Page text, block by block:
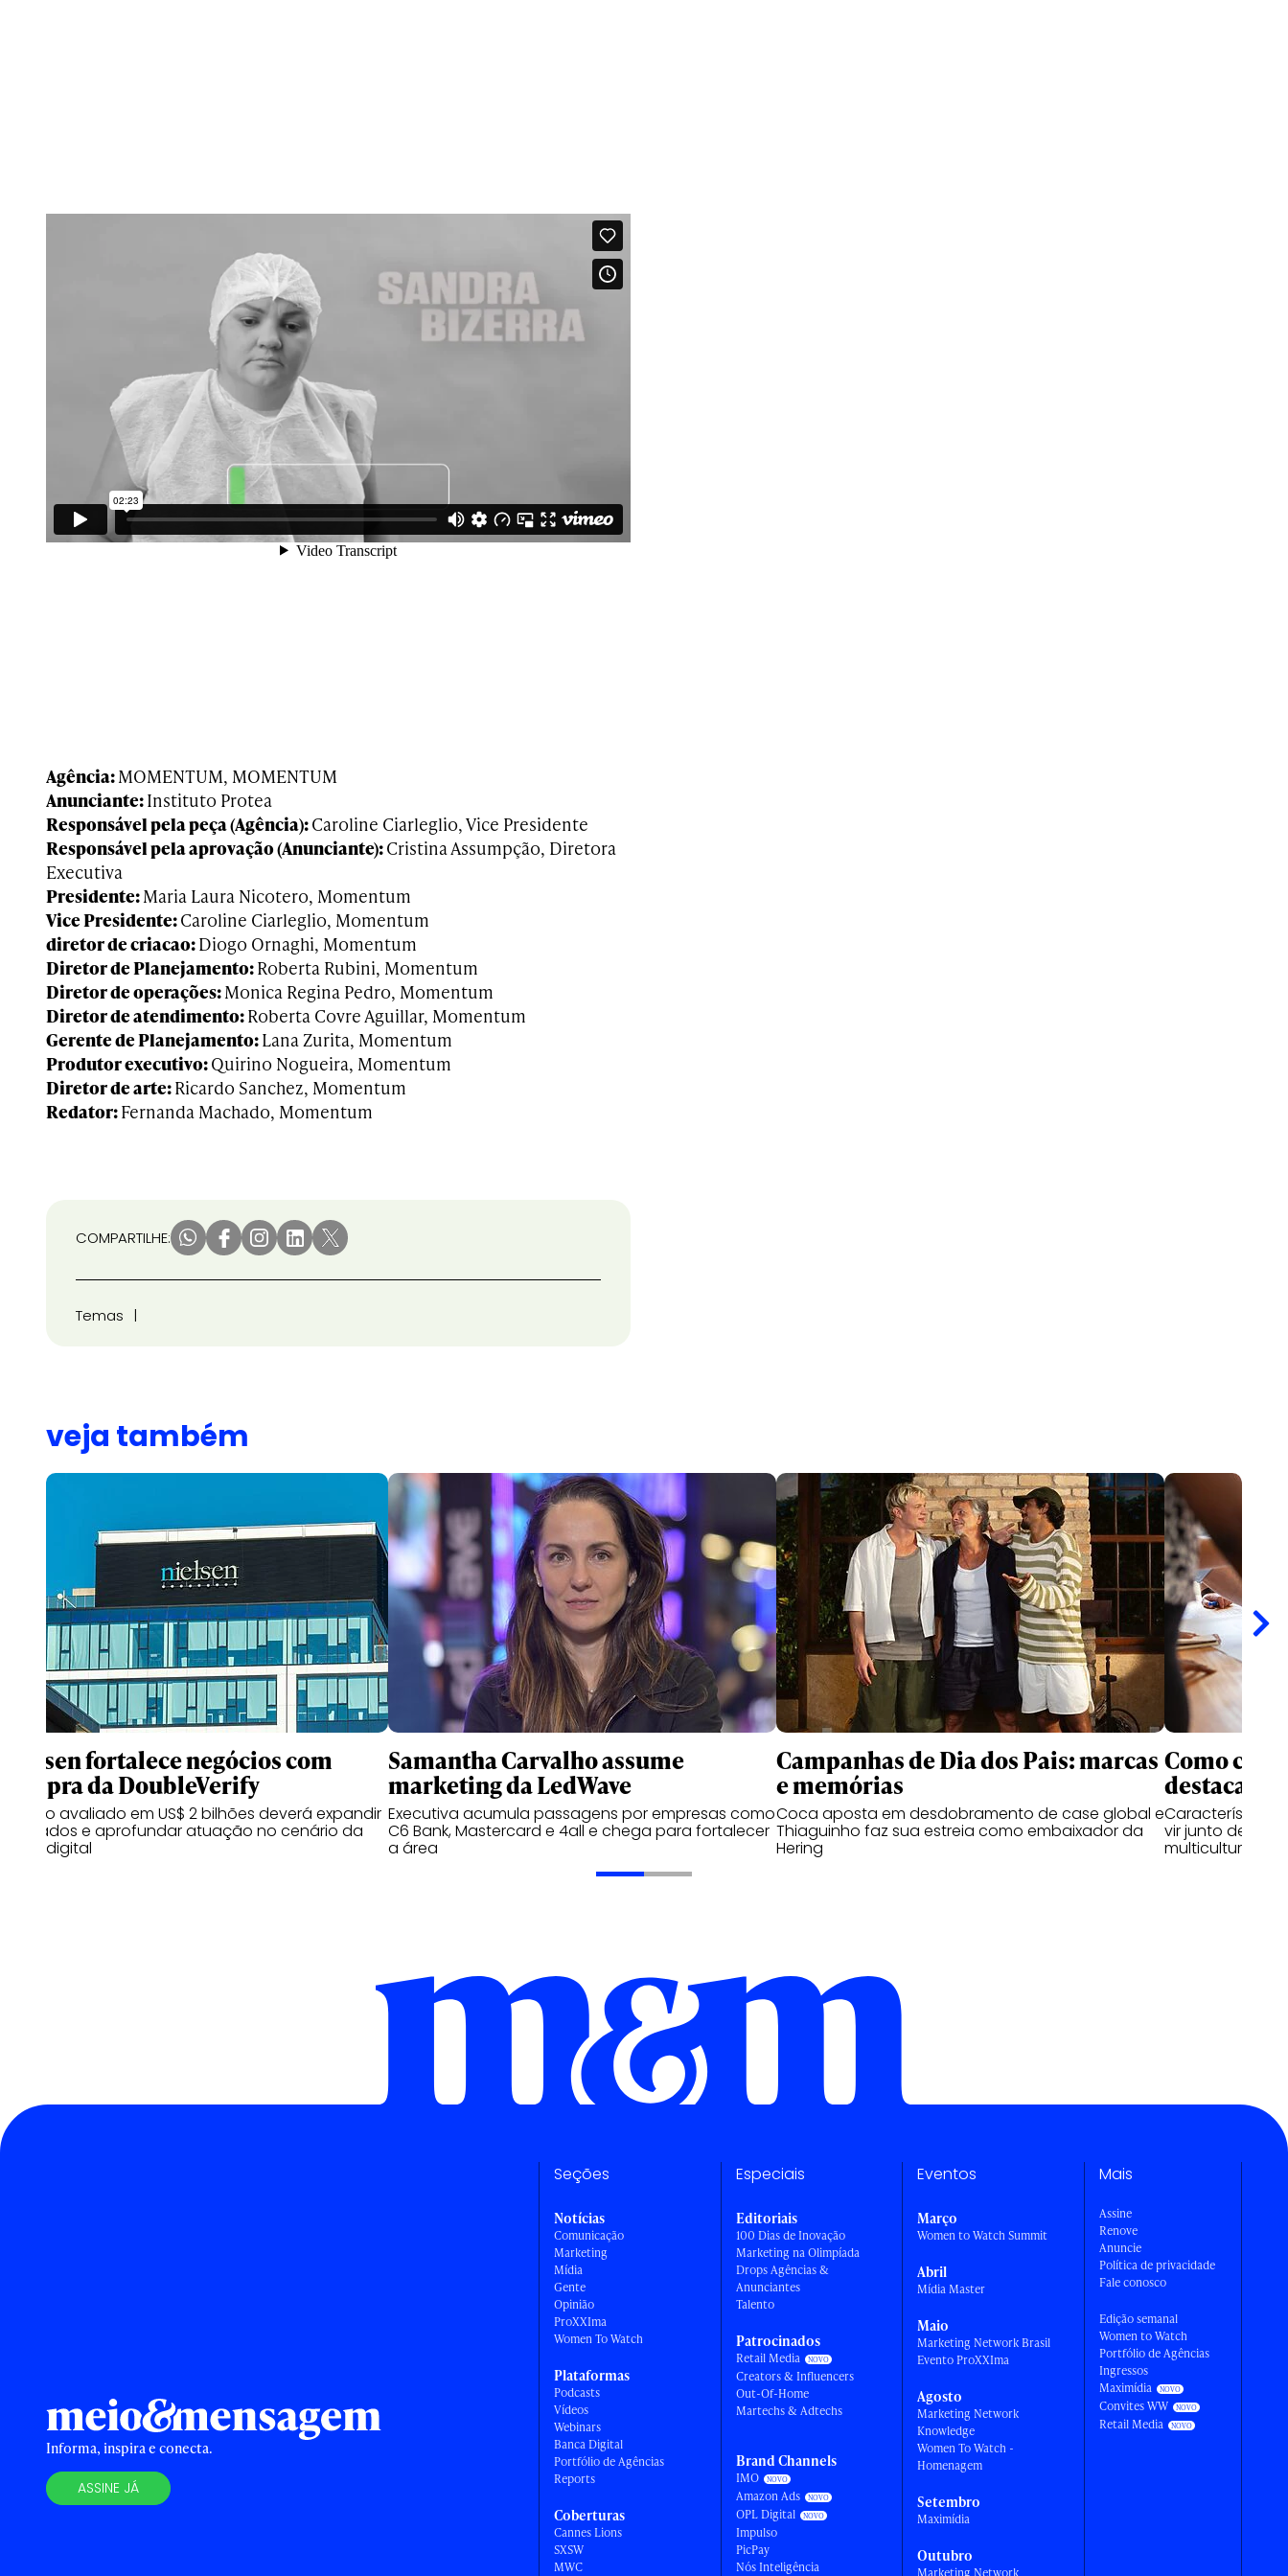
Agência:MOMENTUM, MOMENTUM
Anunciante:Instituto Protea
Responsável pela peça (Agência):Caroline Ciarleglio, Vice Presidente
Responsável pela aprovação (Anunciante):Cristina Assumpção, Diretora
Executiva
Presidente:Maria Laura Nicotero, Momentum
Vice Presidente:Caroline Ciarleglio, Momentum
diretor de criacao:Diogo Ornaghi, Momentum
Diretor de Planejamento:Roberta Rubini, Momentum
Diretor de operações:Monica Regina Pedro, Momentum
Diretor de atendimento:Roberta Covre Aguillar, Momentum
Gerente de Planejamento:Lana Zurita, Momentum
Produtor executivo:Quirino Nogueira, Momentum
Diretor de arte:Ricardo Sanchez, Momentum
Redator:Fernanda Machado, Momentum
COMPARTILHE:
Temas
veja também
Nielsen fortalece negócios com
compra da DoubleVerify
Acordo avaliado em US$ 2 bilhões deverá expandir
mercados e aprofundar atuação no cenário da
mídia digital
Samantha Carvalho assume
marketing da LedWave
Executiva acumula passagens por empresas como
C6 Bank, Mastercard e 4all e chega para fortalecer
a área
Campanhas de Dia dos Pais: marcas
e memórias
Coca aposta em desdobramento de case global e
Thiaguinho faz sua estreia como embaixador da
Hering
Como
destacam
Características
vir junto de
multiculturais
Informa, inspira e conecta.
ASSINE JÁ
Seções
Notícias
Comunicação
Marketing
Mídia
Gente
Opinião
ProXXIma
Women To Watch
Plataformas
Podcasts
Vídeos
Webinars
Banca Digital
Portfólio de Agências
Reports
Coberturas
Cannes Lions
SXSW
MWC
Especiais
Editoriais
100 Dias de Inovação
Marketing na Olimpíada
Drops Agências &
Anunciantes
Talento
Patrocinados
Retail Media
Creators & Influencers
Out-Of-Home
Martechs & Adtechs
Brand Channels
IMO
Amazon Ads
OPL Digital
Impulso
PicPay
Nós Inteligência
Eventos
Março
Women to Watch Summit
Abril
Mídia Master
Maio
Marketing Network Brasil
Evento ProXXIma
Agosto
Marketing Network
Knowledge
Women To Watch -
Homenagem
Setembro
Maximídia
Outubro
Marketing Network
Mais
Assine
Renove
Anuncie
Política de privacidade
Fale conosco
Edição semanal
Women to Watch
Portfólio de Agências
Ingressos
Maximídia
Convites WW
Retail Media